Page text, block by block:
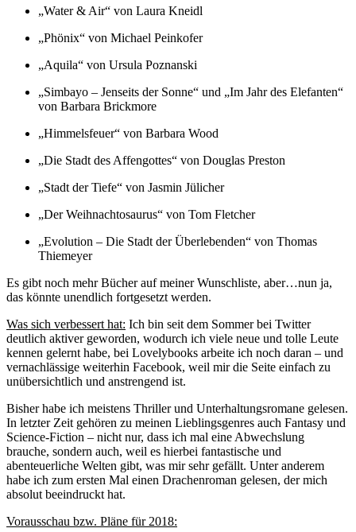
„Water & Air“ von Laura Kneidl
„Phönix“ von Michael Peinkofer
„Aquila“ von Ursula Poznanski
„Simbayo – Jenseits der Sonne“ und „Im Jahr des Elefanten“
von Barbara Brickmore
„Himmelsfeuer“ von Barbara Wood
„Die Stadt des Affengottes“ von Douglas Preston
„Stadt der Tiefe“ von Jasmin Jülicher
„Der Weihnachtosaurus“ von Tom Fletcher
„Evolution – Die Stadt der Überlebenden“ von Thomas
Thiemeyer
Es gibt noch mehr Bücher auf meiner Wunschliste, aber…nun ja,
das könnte unendlich fortgesetzt werden.
Was sich verbessert hat: Ich bin seit dem Sommer bei Twitter
deutlich aktiver geworden, wodurch ich viele neue und tolle Leute
kennen gelernt habe, bei Lovelybooks arbeite ich noch daran – und
vernachlässige weiterhin Facebook, weil mir die Seite einfach zu
unübersichtlich und anstrengend ist.
Bisher habe ich meistens Thriller und Unterhaltungsromane gelesen.
In letzter Zeit gehören zu meinen Lieblingsgenres auch Fantasy und
Science-Fiction – nicht nur, dass ich mal eine Abwechslung
brauche, sondern auch, weil es hierbei fantastische und
abenteuerliche Welten gibt, was mir sehr gefällt. Unter anderem
habe ich zum ersten Mal einen Drachenroman gelesen, der mich
absolut beeindruckt hat.
Vorausschau bzw. Pläne für 2018: